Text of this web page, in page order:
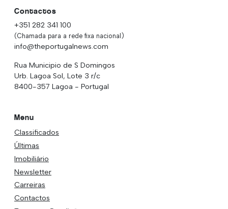
Contactos
+351 282 341 100
(Chamada para a rede fixa nacional)
info@theportugalnews.com
Rua Municipio de S Domingos
Urb. Lagoa Sol, Lote 3 r/c
8400-357 Lagoa - Portugal
Menu
Classificados
Últimas
Imobiliário
Newsletter
Carreiras
Contactos